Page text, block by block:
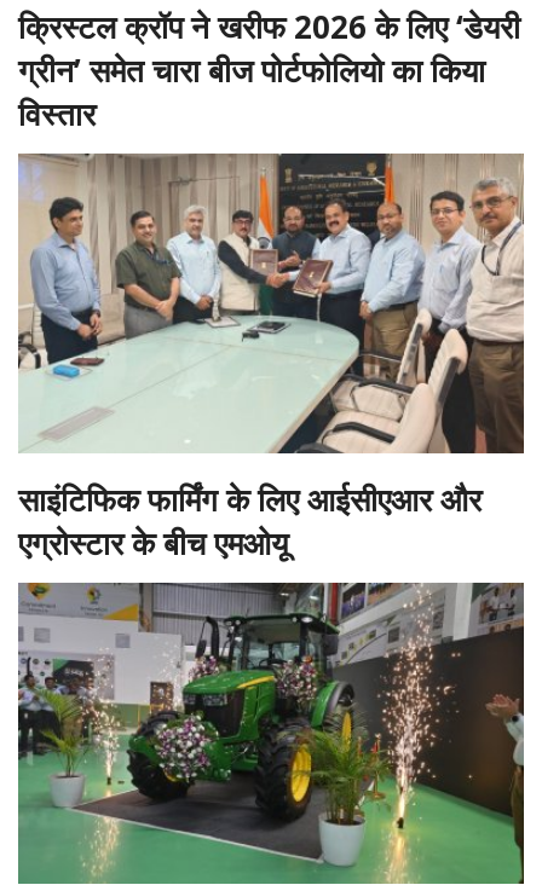
क्रिस्टल क्रॉप ने खरीफ 2026 के लिए ‘डेयरी
ग्रीन’ समेत चारा बीज पोर्टफोलियो का किया
विस्तार
साइंटिफिक फार्मिंग के लिए आईसीएआर और
एग्रोस्टार के बीच एमओयू